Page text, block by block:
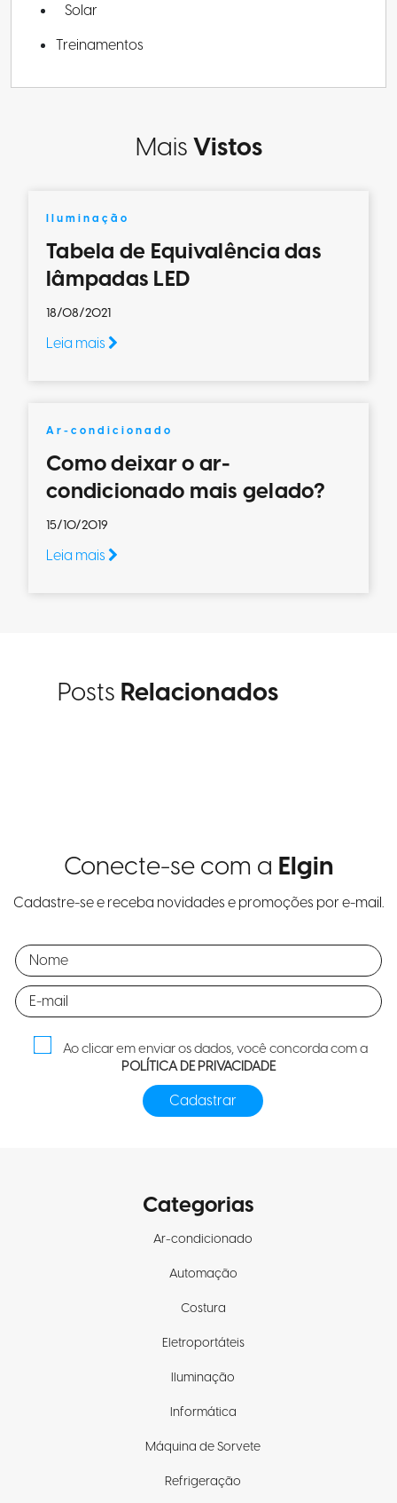
Solar
Treinamentos
MaisVistos
Iluminação
Tabela de Equivalência das
lâmpadas LED
18/08/2021
Leia mais
Ar-condicionado
Como deixar o ar-
condicionado mais gelado?
15/10/2019
Leia mais
Posts Relacionados
Conecte-se com a Elgin
Cadastre-se e receba novidades e promoções por e-mail.
Ao clicar em enviar os dados, você concorda com a
POLÍTICA DE PRIVACIDADE
Categorias
Ar-condicionado
Automação
Costura
Eletroportáteis
Iluminação
Informática
Máquina de Sorvete
Refrigeração